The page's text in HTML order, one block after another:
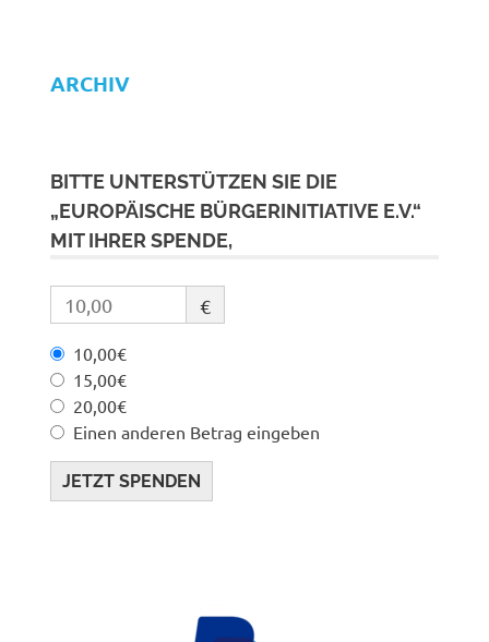
ARCHIV
BITTE UNTERSTÜTZEN SIE DIE
„EUROPÄISCHE BÜRGERINITIATIVE E.V.“
MIT IHRER SPENDE,
€
10,00€
15,00€
20,00€
Einen anderen Betrag eingeben
JETZT SPENDEN